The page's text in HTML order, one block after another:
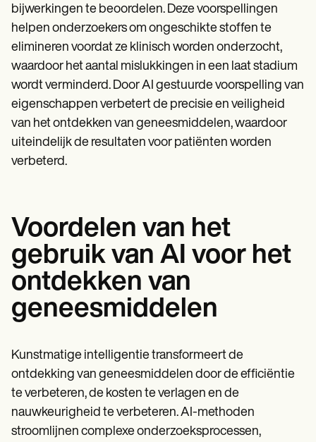
bijwerkingen te beoordelen. Deze voorspellingen
helpen onderzoekers om ongeschikte stoffen te
elimineren voordat ze klinisch worden onderzocht,
waardoor het aantal mislukkingen in een laat stadium
wordt verminderd. Door AI gestuurde voorspelling van
eigenschappen verbetert de precisie en veiligheid
van het ontdekken van geneesmiddelen, waardoor
uiteindelijk de resultaten voor patiënten worden
verbeterd.
Voordelen van het
gebruik van AI voor het
ontdekken van
geneesmiddelen
Kunstmatige intelligentie transformeert de
ontdekking van geneesmiddelen door de efficiëntie
te verbeteren, de kosten te verlagen en de
nauwkeurigheid te verbeteren. AI-methoden
stroomlijnen complexe onderzoeksprocessen,